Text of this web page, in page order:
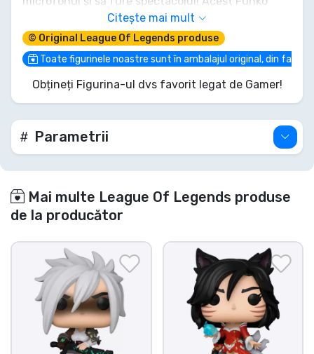
POP! surprinde perfect farmecul ei urban și stilul ei
feroce. Nu doar privi, asigură-ți Akali ta care fură
lumina reflectoarelor și lasă ca spectacolul suprem
să înceapă!
Citește mai mult
© Original League Of Legends produse
Toate figurinele noastre sunt în ambalajul original, din fabrică
Obțineți Figurina-ul dvs favorit legat de Gamer!
Parametrii
Mai multe League Of Legends produse
de la producător